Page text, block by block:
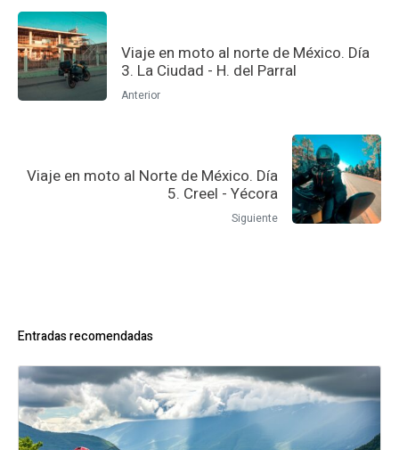
Viaje en moto al norte de México. Día
3. La Ciudad - H. del Parral
Anterior
Viaje en moto al Norte de México. Día
5. Creel - Yécora
Siguiente
Entradas recomendadas